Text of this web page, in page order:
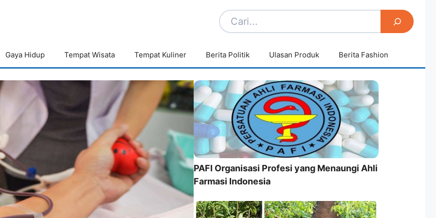
Gaya Hidup Tempat Wisata Tempat Kuliner Berita Politik Ulasan Produk Berita Fashion
PAFI Organisasi Profesi yang Menaungi Ahli
Farmasi Indonesia